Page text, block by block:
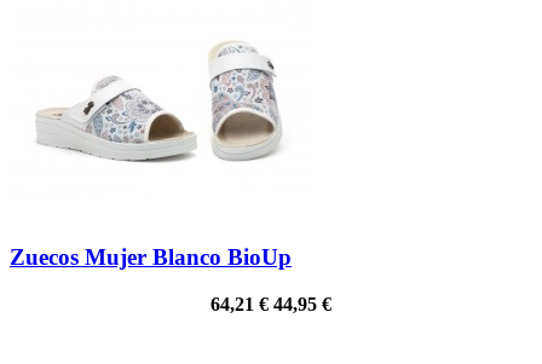
Zuecos Mujer Blanco BioUp
64,21 € 44,95 €